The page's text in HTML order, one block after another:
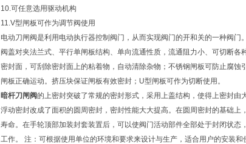
10.可任意选用驱动机构
11.V型闸板可作为调节阀使用
电动刀闸阀是利用电动执行器控制阀门，从而实现阀门的开和关的一种阀
阀盖对夹法兰式、平行单闸板结构、单向流通性质，流通阻力小、可切断
密封面，可刮除密封面上的粘着物，自动清除杂物；不锈钢闸板可防止腐
闸板正确运动。挤压块保证闸板有效密封；U型闸板可作为切断使用。
暗杆刀闸阀的上密封突破了常规的密封形式，采用上盖结构，使得上密封
浮动密封改成了面积的圆周密封，密封性能大大提高。在圆周密封的基础
寿命。在手轮顶部加装封套装置后，可以使阀门活动部件全部处于封闭状
工作。 注：可根据使用单位的环境和要求来设计与生产，适合用户的安装和